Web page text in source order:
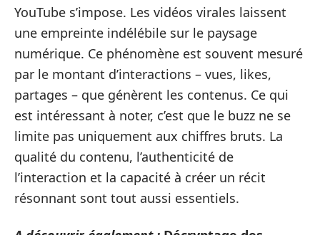
YouTube s’impose. Les vidéos virales laissent
une empreinte indélébile sur le paysage
numérique. Ce phénomène est souvent mesuré
par le montant d’interactions – vues, likes,
partages – que génèrent les contenus. Ce qui
est intéressant à noter, c’est que le buzz ne se
limite pas uniquement aux chiffres bruts. La
qualité du contenu, l’authenticité de
l’interaction et la capacité à créer un récit
résonnant sont tout aussi essentiels.